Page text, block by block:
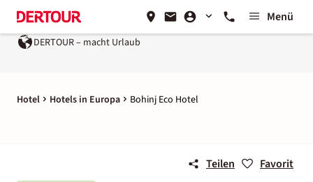
Menü
DERTOUR – macht Urlaub
Hotel Hotels in Europa Bohinj Eco Hotel
Teilen Favorit